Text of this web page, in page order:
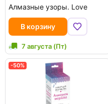
Алмазные узоры. Love
В корзину
7 августа (Пт)
-50%